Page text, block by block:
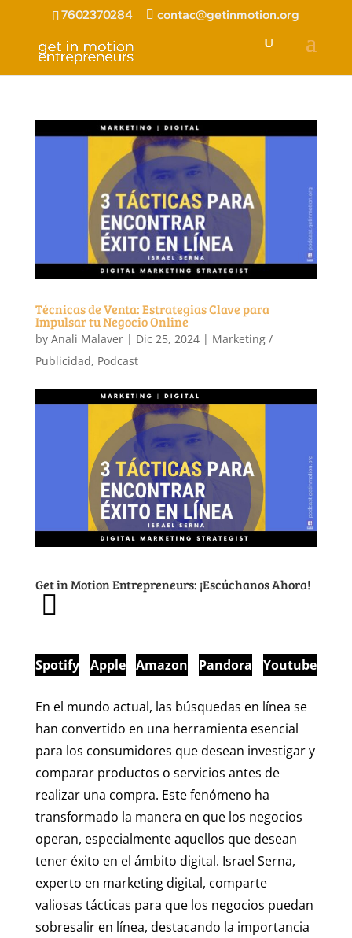
7602370284 contac@getinmotion.org
Técnicas de Venta: Estrategias Clave para
Impulsar tu Negocio Online
by Anali Malaver| Dic 25, 2024| Marketing /
Publicidad, Podcast
Get in Motion Entrepreneurs: ¡Escúchanos Ahora!
Spotify Apple Amazon Pandora Youtube
En el mundo actual, las búsquedas en línea se
han convertido en una herramienta esencial
para los consumidores que desean investigar y
comparar productos o servicios antes de
realizar una compra. Este fenómeno ha
transformado la manera en que los negocios
operan, especialmente aquellos que desean
tener éxito en el ámbito digital. Israel Serna,
experto en marketing digital, comparte
valiosas tácticas para que los negocios puedan
sobresalir en línea, destacando la importancia